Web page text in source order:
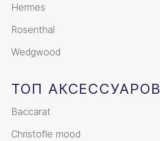
Hermes
Rosenthal
Wedgwood
ТОП АКСЕССУАРОВ
Baccarat
Christofle mood